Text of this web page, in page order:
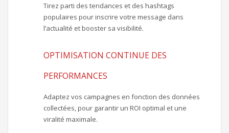
Tirez parti des tendances et des hashtags
populaires pour inscrire votre message dans
l’actualité et booster sa visibilité.
OPTIMISATION CONTINUE DES
PERFORMANCES
Adaptez vos campagnes en fonction des données
collectées, pour garantir un ROI optimal et une
viralité maximale.